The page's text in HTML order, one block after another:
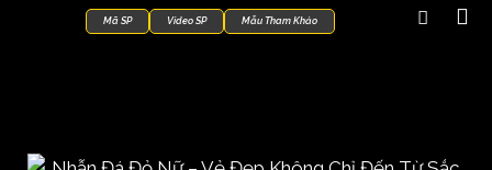
Mã SP Video SP Mẫu Tham Khảo